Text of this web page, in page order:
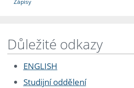
Důležité odkazy
ENGLISH
Studijní oddělení